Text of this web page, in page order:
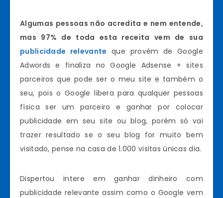
Algumas pessoas não acredita e nem entende,
mas 97% de toda esta receita vem de sua
publicidade relevante que provém de Google
Adwords e finaliza no Google Adsense + sites
parceiros que pode ser o meu site e também o
seu, pois o Google libera para qualquer pessoas
física ser um parceiro e ganhar por colocar
publicidade em seu site ou blog, porém só vai
trazer resultado se o seu blog for muito bem
visitado, pense na casa de 1.000 visitas únicas dia.
Dispertou intere em ganhar dinheiro com
publicidade relevante assim como o Google vem